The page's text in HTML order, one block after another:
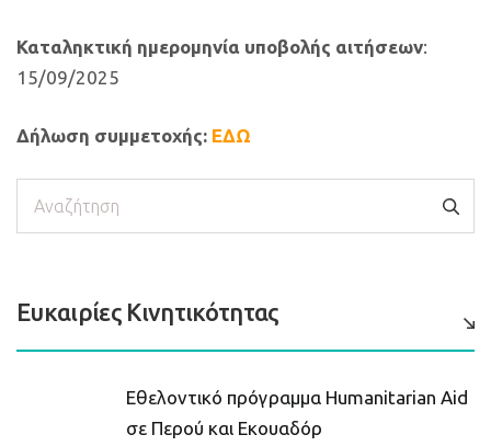
Καταληκτική ημερομηνία υποβολής αιτήσεων:
15/09/2025
Δήλωση συμμετοχής: ΕΔΩ
Ευκαιρίες Κινητικότητας
Εθελοντικό πρόγραμμα Humanitarian Aid
σε Περού και Εκουαδόρ